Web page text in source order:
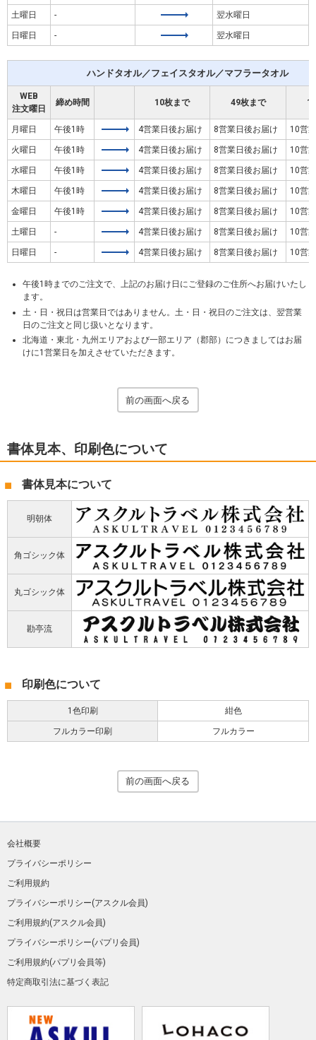
土曜日 - 翌水曜日
日曜日 - 翌水曜日
ハンドタオル／フェイスタオル／マフラータオル
WEB
注文曜日
締め時間 10枚まで 49枚まで
月曜日 午後1時 4営業日後お届け 8営業日後お届け 10営
火曜日 午後1時 4営業日後お届け 8営業日後お届け 10営
水曜日 午後1時 4営業日後お届け 8営業日後お届け 10営
木曜日 午後1時 4営業日後お届け 8営業日後お届け 10営
金曜日 午後1時 4営業日後お届け 8営業日後お届け 10営
土曜日 - 4営業日後お届け 8営業日後お届け 10営
日曜日 - 4営業日後お届け 8営業日後お届け 10営
午後1時までのご注文で、上記のお届け日にご登録のご住所へお届けいたし
ます。
土・日・祝日は営業日ではありません。土・日・祝日のご注文は、翌営業
日のご注文と同じ扱いとなります。
北海道・東北・九州エリアおよび一部エリア（郡部）につきましてはお届
けに1営業日を加えさせていただきます。
前の画面へ戻る
書体見本、印刷色について
書体見本について
明朝体
角ゴシック体
丸ゴシック体
勘亭流
印刷色について
1色印刷 紺色
フルカラー印刷 フルカラー
前の画面へ戻る
会社概要
プライバシーポリシー
ご利用規約
プライバシーポリシー(アスクル会員)
ご利用規約(アスクル会員)
プライバシーポリシー(パプリ会員)
ご利用規約(パプリ会員等)
特定商取引法に基づく表記